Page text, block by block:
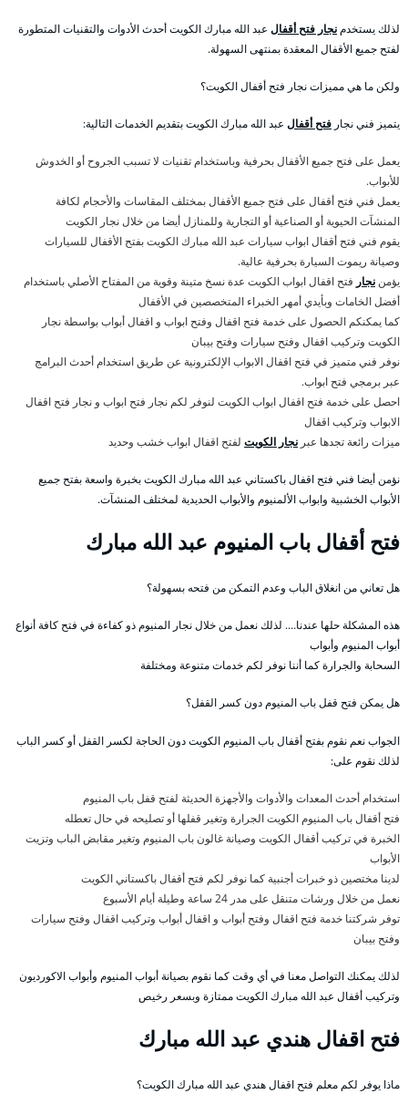
لذلك يستخدم نجار فتح أقفال عبد الله مبارك الكويت أحدث الأدوات والتقنيات المتطورة
لفتح جميع الأقفال المعقدة بمنتهى السهولة.
ولكن ما هي مميزات نجار فتح أقفال الكويت؟
يتميز فني نجار فتح أقفال عبد الله مبارك الكويت بتقديم الخدمات التالية:
يعمل على فتح جميع الأقفال بحرفية وباستخدام تقنيات لا تسبب الجروح أو الخدوش
للأبواب.
يعمل فني فتح أقفال على فتح جميع الأقفال بمختلف المقاسات والأحجام لكافة
المنشآت الحيوية أو الصناعية أو التجارية وللمنازل أيضا من خلال نجار الكويت
يقوم فني فتح أقفال ابواب سيارات عبد الله مبارك الكويت بفتح الأقفال للسيارات
وصيانة ريموت السيارة بحرفية عالية.
يؤمن نجار فتح اقفال ابواب الكويت عدة نسخ متينة وقوية من المفتاح الأصلي باستخدام
أفضل الخامات وبأيدي أمهر الخبراء المتخصصين في الأقفال
كما يمكنكم الحصول على خدمة فتح اقفال وفتح ابواب و اقفال أبواب بواسطة نجار
الكويت وتركيب اقفال وفتح سيارات وفتح بيبان
نوفر فني متميز في فتح اقفال الابواب الإلكترونية عن طريق استخدام أحدث البرامج
عبر برمجي فتح ابواب.
احصل على خدمة فتح اقفال ابواب الكويت لنوفر لكم نجار فتح ابواب و نجار فتح اقفال
الابواب وتركيب اقفال
ميزات رائعة تجدها عبر نجار الكويت لفتح اقفال ابواب خشب وحديد
نؤمن أيضا فني فتح اقفال باكستاني عبد الله مبارك الكويت بخبرة واسعة بفتح جميع
الأبواب الخشبية وابواب الألمنيوم والأبواب الحديدية لمختلف المنشآت.
فتح أقفال باب المنيوم عبد الله مبارك
هل تعاني من انغلاق الباب وعدم التمكن من فتحه بسهولة؟
هذه المشكلة حلها عندنا…. لذلك نعمل من خلال نجار المنيوم ذو كفاءة في فتح كافة أنواع
أبواب المنيوم وأبواب
السحابة والجرارة كما أننا نوفر لكم خدمات متنوعة ومختلفة
هل يمكن فتح قفل باب المنيوم دون كسر القفل؟
الجواب نعم نقوم بفتح أقفال باب المنيوم الكويت دون الحاجة لكسر القفل أو كسر الباب
لذلك نقوم على:
استخدام أحدث المعدات والأدوات والأجهزة الحديثة لفتح قفل باب المنيوم
فتح أقفال باب المنيوم الكويت الجرارة وتغير قفلها أو تصليحه في حال تعطله
الخبرة في تركيب أقفال الكويت وصيانة غالون باب المنيوم وتغير مقابض الباب وتزيت
الأبواب
لدينا مختصين ذو خبرات أجنبية كما نوفر لكم فتح أقفال باكستاني الكويت
نعمل من خلال ورشات متنقل على مدر 24 ساعة وطيلة أيام الأسبوع
توفر شركتنا خدمة فتح اقفال وفتح أبواب و اقفال أبواب وتركيب اقفال وفتح سيارات
وفتح بيبان
لذلك يمكنك التواصل معنا في أي وقت كما نقوم بصيانة أبواب المنيوم وأبواب الاكورديون
وتركيب أقفال عبد الله مبارك الكويت ممتازة وبسعر رخيص
فتح اقفال هندي عبد الله مبارك
ماذا يوفر لكم معلم فتح اقفال هندي عبد الله مبارك الكويت؟